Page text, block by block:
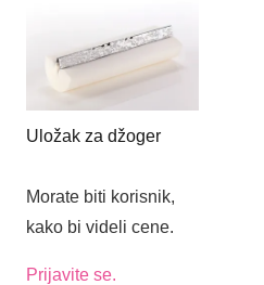
Uložak za džoger
Morate biti korisnik,
kako bi videli cene.
Prijavite se.